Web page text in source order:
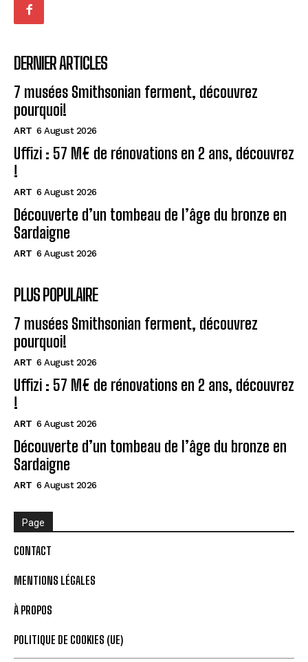
DERNIER ARTICLES
7 musées Smithsonian ferment, découvrez
pourquoi!
ART 6 August 2026
Uffizi : 57 M€ de rénovations en 2 ans, découvrez
!
ART 6 August 2026
Découverte d’un tombeau de l’âge du bronze en
Sardaigne
ART 6 August 2026
PLUS POPULAIRE
7 musées Smithsonian ferment, découvrez
pourquoi!
ART 6 August 2026
Uffizi : 57 M€ de rénovations en 2 ans, découvrez
!
ART 6 August 2026
Découverte d’un tombeau de l’âge du bronze en
Sardaigne
ART 6 August 2026
Page
CONTACT
MENTIONS LÉGALES
À PROPOS
POLITIQUE DE COOKIES (UE)